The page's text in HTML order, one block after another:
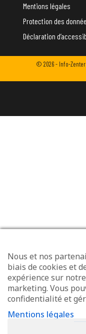
Mentions légales
Protection des
Déclaration
© 2026 - Info-Zenter
Nous et nos
biais de cookies et
expérience sur
marketing. Vous
confidentialité et
Mentions légales